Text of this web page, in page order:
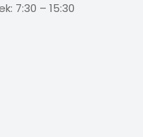
7:30 – 15:30